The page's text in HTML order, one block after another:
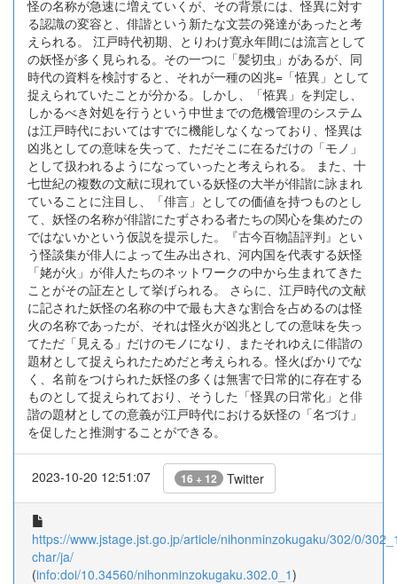
怪の名称が急速に増えていくが、その背景には、怪異に対す
る認識の変容と、俳諧という新たな文芸の発達があったと考
えられる。 江戸時代初期、とりわけ寛永年間には流言として
の妖怪が多く見られる。その一つに「髪切虫」があるが、同
時代の資料を検討すると、それが一種の凶兆=「恠異」として
捉えられていたことが分かる。しかし、「恠異」を判定し、
しかるべき対処を行うという中世までの危機管理のシステム
は江戸時代においてはすでに機能しなくなっており、怪異は
凶兆としての意味を失って、ただそこに在るだけの「モノ」
として扱われるようになっていったと考えられる。 また、十
七世紀の複数の文献に現れている妖怪の大半が俳諧に詠まれ
ていることに注目し、「俳言」としての価値を持つものとし
て、妖怪の名称が俳諧にたずさわる者たちの関心を集めたの
ではないかという仮説を提示した。『古今百物語評判』とい
う怪談集が俳人によって生み出され、河内国を代表する妖怪
「姥が火」が俳人たちのネットワークの中から生まれてきた
ことがその証左として挙げられる。 さらに、江戸時代の文献
に記された妖怪の名称の中で最も大きな割合を占めるのは怪
火の名称であったが、それは怪火が凶兆としての意味を失っ
てただ「見える」だけのモノになり、またそれゆえに俳諧の
題材として捉えられたためだと考えられる。怪火ばかりでな
く、名前をつけられた妖怪の多くは無害で日常的に存在する
ものとして捉えられており、そうした「怪異の日常化」と俳
諧の題材としての意義が江戸時代における妖怪の「名づけ」
を促したと推測することができる。
2023-10-20 12:51:07 16 + 12 Twitter
https://www.jstage.jst.go.jp/article/nihonminzokugaku/302/0/
char/ja/
(info:doi/10.34560/nihonminzokugaku.302.0_1)